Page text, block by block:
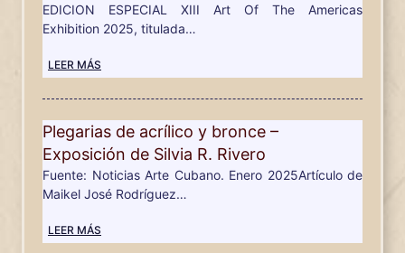
EDICION ESPECIAL XIII Art Of The Americas
Exhibition 2025, titulada…
LEER MÁS
Plegarias de acrílico y bronce –
Exposición de Silvia R. Rivero
Fuente: Noticias Arte Cubano. Enero 2025Artículo de
Maikel José Rodríguez…
LEER MÁS